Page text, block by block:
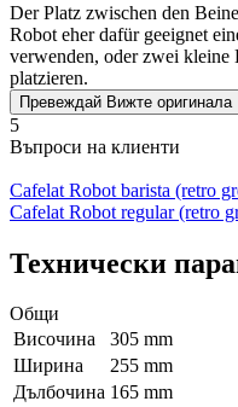
Der Platz zwischen den
Robot eher dafür geeignet
verwenden, oder zwei kleine
platzieren.
Превеждай Вижте оригинала
5
Въпроси на клиенти
Cafelat Robot barista (retro
Cafelat Robot regular (retro
Технически
Общи
Височина
305 mm
Ширина
255 mm
Дълбочина 165 mm